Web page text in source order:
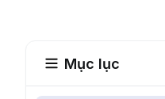
Mục lục